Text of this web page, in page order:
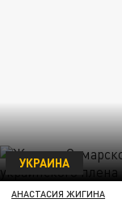
УКРАИНА
АНАСТАСИЯ ЖИГИНА